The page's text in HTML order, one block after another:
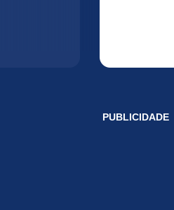
PUBLICIDADE